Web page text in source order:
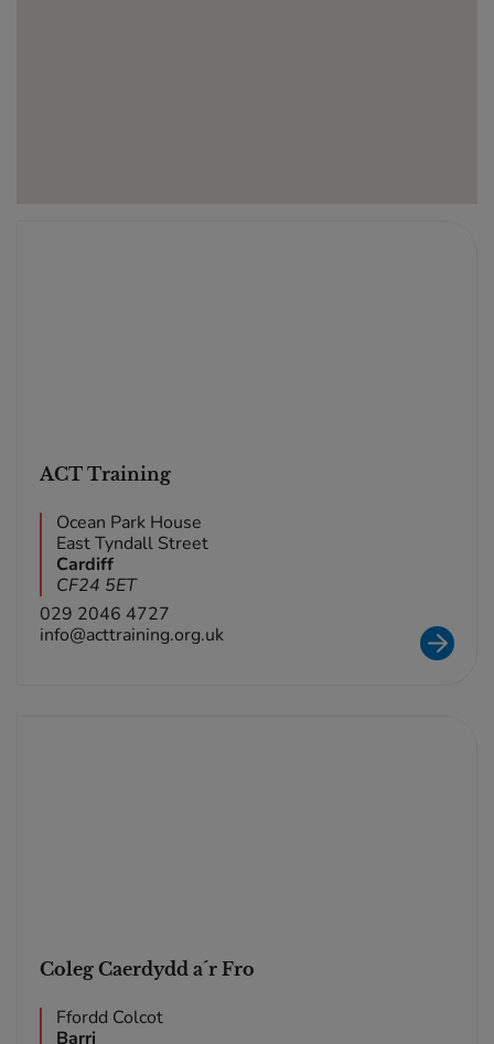
ACT Training
Ocean Park House
East Tyndall Street
Cardiff
CF24 5ET
029 2046 4727
info@acttraining.org.uk
Coleg Caerdydd a´r Fro
Ffordd Colcot
Barri